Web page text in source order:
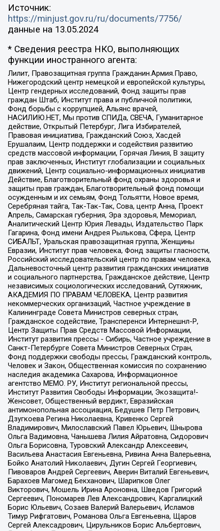
Источник:
https://minjust.gov.ru/ru/documents/7756/
данные на 13.05.2024
* Сведения реестра НКО, выполняющих
функции иностранного агента:
Лилит, Правозащитная группа Гражданин.Армия.Право,
Нижегородский центр немецкой и европейской культуры,
Центр гендерных исследований, Фонд защиты прав
граждан Штаб, Институт права и публичной политики,
Фонд борьбы с коррупцией, Альянс врачей,
НАСИЛИЮ.НЕТ, Мы против СПИДа, СВЕЧА, Гуманитарное
действие, Открытый Петербург, Лига Избирателей,
Правовая инициатива, Гражданский Союз, Хасдей
Ерушалаим, Центр поддержки и содействия развитию
средств массовой информации, Горячая Линия, В защиту
прав заключенных, Институт глобализации и социальных
движений, Центр социально-информационных инициатив
Действие, Благотворительный фонд охраны здоровья и
защиты прав граждан, Благотворительный фонд помощи
осужденным и их семьям, Фонд Тольятти, Новое время,
Серебряная тайга, Так-Так-Так, Сова, центр Анна, Проект
Апрель, Самарская губерния, Эра здоровья, Мемориал,
Аналитический Центр Юрия Левады, Издательство Парк
Гагарина, Фонд имени Андрея Рылькова, Сфера, Центр
СИБАЛЬТ, Уральская правозащитная группа, Женщины
Евразии, Институт прав человека, Фонд защиты гласности,
Российский исследовательский центр по правам человека,
Дальневосточный центр развития гражданских инициатив
и социального партнерства, Гражданское действие, Центр
независимых социологических исследований, Сутяжник,
АКАДЕМИЯ ПО ПРАВАМ ЧЕЛОВЕКА, Центр развития
некоммерческих организаций, Частное учреждение в
Калининграде Совета Министров северных стран,
Гражданское содействие, Трансперенси Интернешнл-Р,
Центр Защиты Прав Средств Массовой Информации,
Институт развития прессы - Сибирь, Частное учреждение в
Санкт-Петербурге Совета Министров Северных Стран,
Фонд поддержки свободы прессы, Гражданский контроль,
Человек и Закон, Общественная комиссия по сохранению
наследия академика Сахарова, Информационное
агентство МЕМО. РУ, Институт региональной прессы,
Институт Развития Свободы Информации, Экозащита!-
Женсовет, Общественный вердикт, Евразийская
антимонопольная ассоциация, Бедушев Петр Петрович,
Дзугкоева Регина Николаевна, Кривенко Сергей
Владимирович, Милославский Павел Юрьевич, Шнырова
Ольга Вадимовна, Чанышева Лилия Айратовна, Сидорович
Ольга Борисовна, Туровский Александр Алексеевич,
Васильева Анастасия Евгеньевна, Ривина Анна Валерьевна,
Бойко Анатолий Николаевич, Дугин Сергей Георгиевич,
Пивоваров Андрей Сергеевич, Аверин Виталий Евгеньевич,
Барахоев Магомед Бекханович, Шарипков Олег
Викторович, Мошель Ирина Ароновна, Шведов Григорий
Сергеевич, Пономарев Лев Александрович, Каргалицкий
Борис Юльевич, Созаев Валерий Валерьевич, Исламов
Тимур Рифгатович, Романова Ольга Евгеньевна, Щаров
Сергей Алексадрович, Цирульников Борис Альбертович,